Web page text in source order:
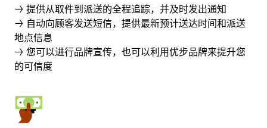
→ 提供从取件到派送的全程追踪，并及时发出通知
→ 自动向顾客发送短信，提供最新预计送达时间和派送
地点信息
→ 您可以进行品牌宣传，也可以利用优步品牌来提升您
的可信度